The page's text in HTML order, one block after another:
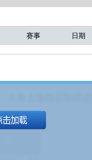
赛事 日期